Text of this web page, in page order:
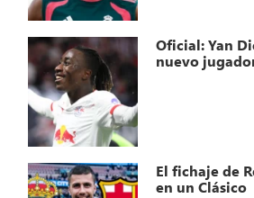
Oficial: Yan
nuevo
El fichaje de
en un Clásico